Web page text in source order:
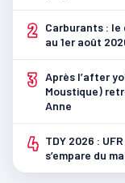
2
Carburants : le
au 1er août
3 Après l’after
Moustique)
Anne
4 TDY 2026 :
s’empare du